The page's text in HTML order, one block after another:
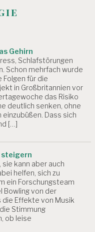
Gehirn
Schlafstörungen
Schon mehrfach wurde
für die
in Großbritannien vor
das Risiko
deutlich senken, ohne
Dass sich
[…]
kann aber auch
helfen, sich zu
ein Forschungsteam
Bowling von der
die Effekte von Musik
Stimmung
ob leise